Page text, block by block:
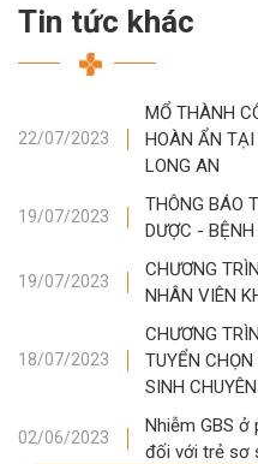
Tin tức khác
22/07/2023
MỔ THÀNH
HOÀN ẨN
LONG AN
19/07/2023
THÔNG BÁO
DƯỢC -
19/07/2023
CHƯƠNG
NHÂN VIÊN
18/07/2023
CHƯƠNG
TUYỂN
SINH
02/06/2023
Nhiễm GBS ở
đối với trẻ sơ